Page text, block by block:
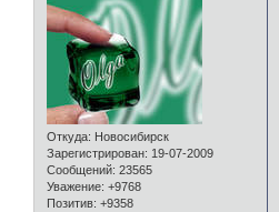
Откуда: Новосибирск
Зарегистрирован: 19-07-2009
Сообщений: 23565
Уважение: +9768
Позитив: +9358